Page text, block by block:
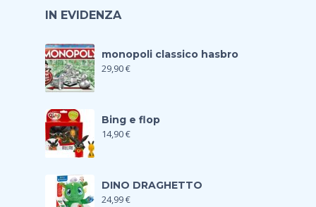
IN EVIDENZA
monopoli classico hasbro
29,90€
Bing e flop
14,90€
DINO DRAGHETTO
24,99€